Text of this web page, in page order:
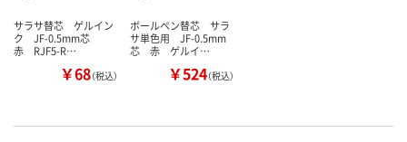
サラサ替芯 ゲルイン
ク JF-0.5mm芯
赤 RJF5-R…
￥68（税込）
ボールペン替芯 サラ
サ単色用 JF-0.5mm
芯 赤 ゲルイ…
￥524（税込）